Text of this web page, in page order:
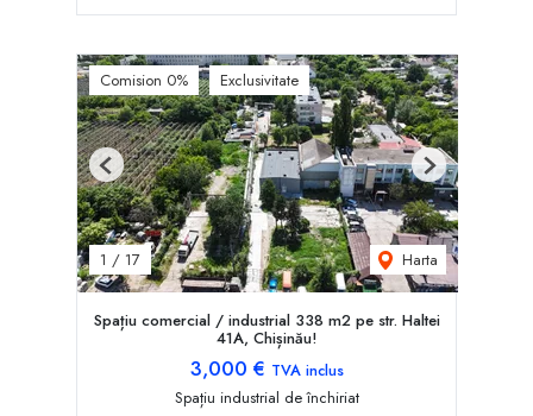
Comision 0% Exclusivitate
1 / 17 Harta
Previous Next
Spațiu comercial / industrial 338 m2 pe str. Haltei
41A, Chișinău!
3,000 € TVA inclus
Spațiu industrial de închiriat